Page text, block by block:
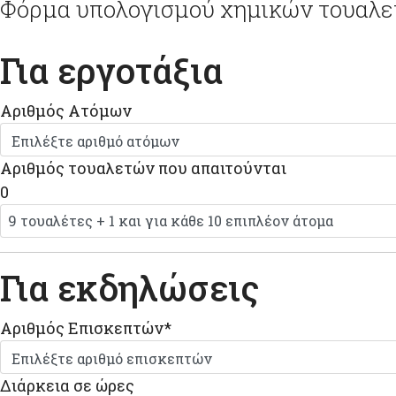
Φόρμα υπολογισμού χημικών
Για εργοτάξια
Αριθμός Ατόμων
Αριθμός τουαλετών που απαιτούνται
0
Για εκδηλώσεις
Αριθμός Επισκεπτών*
Διάρκεια σε ώρες